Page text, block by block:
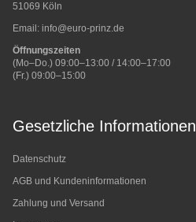
51069 Köln
Email: info@euro-prinz.de
Öffnungszeiten
(Mo–Do.) 09:00–13:00 / 14:00–17:00
(Fr.) 09:00–15:00
Gesetzliche Informationen
Datenschutz
AGB und Kundeninformationen
Zahlung und Versand